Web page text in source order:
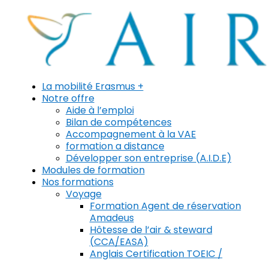
La mobilité Erasmus +
Notre offre
Aide à l’emploi
Bilan de compétences
Accompagnement à la VAE
formation a distance
Développer son entreprise (A.I.D.E)
Modules de formation
Nos formations
Voyage
Formation Agent de réservation
Amadeus
Hôtesse de l’air & steward
(CCA/EASA)
Anglais Certification TOEIC /